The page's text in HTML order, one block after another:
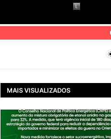
MAIS VISUALIZADOS